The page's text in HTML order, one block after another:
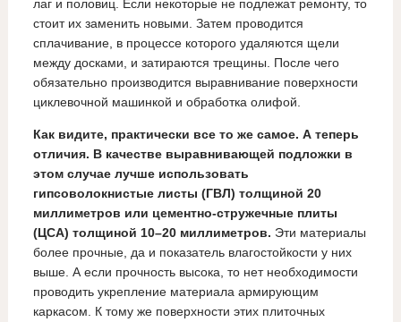
лаг и половиц. Если некоторые не подлежат ремонту, то
стоит их заменить новыми. Затем проводится
сплачивание, в процессе которого удаляются щели
между досками, и затираются трещины. После чего
обязательно производится выравнивание поверхности
циклевочной машинкой и обработка олифой.
Как видите, практически все то же самое. А теперь
отличия. В качестве выравнивающей подложки в
этом случае лучше использовать
гипсоволокнистые листы (ГВЛ) толщиной 20
миллиметров или цементно-стружечные плиты
(ЦСА) толщиной 10–20 миллиметров. Эти материалы
более прочные, да и показатель влагостойкости у них
выше. А если прочность высока, то нет необходимости
проводить укрепление материала армирующим
каркасом. К тому же поверхности этих плиточных